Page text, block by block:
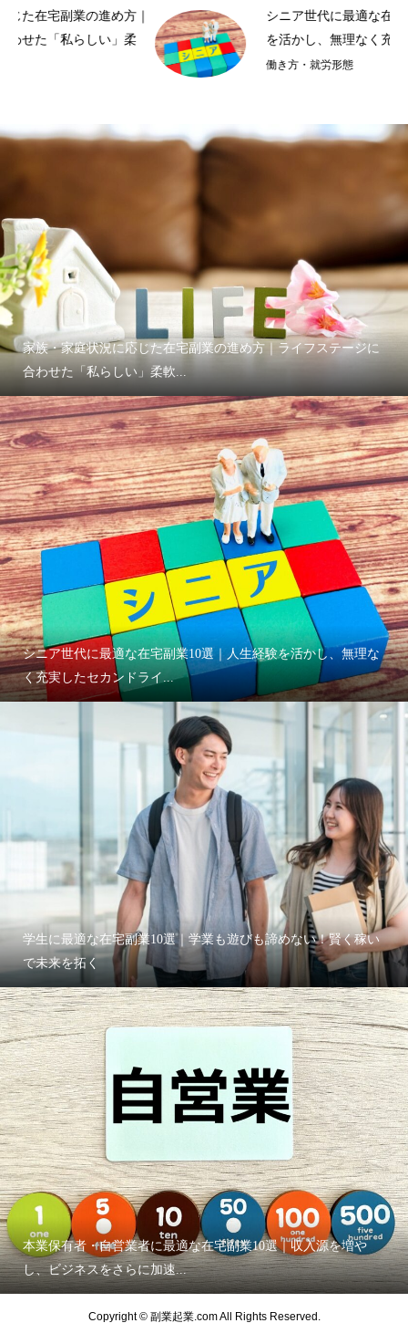
シニア世代に最適な在宅副業10選｜人生経験
を活かし、無理なく充実したセカンドライ...
働き方・就労形態
家族・家庭状況に応じた在宅副業の進め方｜ライフステージに
合わせた「私らしい」柔軟...
シニア世代に最適な在宅副業10選｜人生経験を活かし、無理な
く充実したセカンドライ...
学生に最適な在宅副業10選｜学業も遊びも諦めない！賢く稼い
で未来を拓く
本業保有者・自営業者に最適な在宅副業10選｜収入源を増や
し、ビジネスをさらに加速...
Copyright © 副業起業.com All Rights Reserved.